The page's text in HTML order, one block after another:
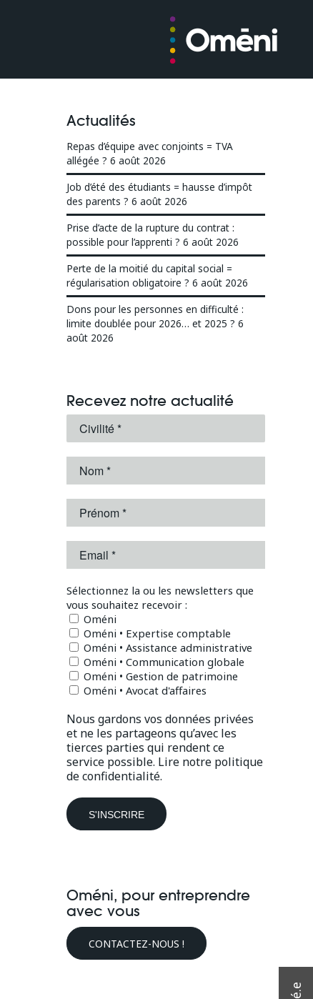
Actualités
Repas d’équipe avec conjoints = TVA
allégée ? 6 août 2026
Job d’été des étudiants = hausse d’impôt
des parents ? 6 août 2026
Prise d’acte de la rupture du contrat :
possible pour l’apprenti ? 6 août 2026
Perte de la moitié du capital social =
régularisation obligatoire ? 6 août 2026
Dons pour les personnes en difficulté :
limite doublée pour 2026… et 2025 ? 6
août 2026
Recevez notre actualité
Sélectionnez la ou les newsletters que
vous souhaitez recevoir :
Oméni
Oméni • Expertise comptable
Oméni • Assistance administrative
Oméni • Communication globale
Oméni • Gestion de patrimoine
Oméni • Avocat d'affaires
Nous gardons vos données privées
et ne les partageons qu’avec les
tierces parties qui rendent ce
service possible. Lire notre politique
de confidentialité.
Oméni, pour entreprendre
avec vous
CONTACTEZ-NOUS !